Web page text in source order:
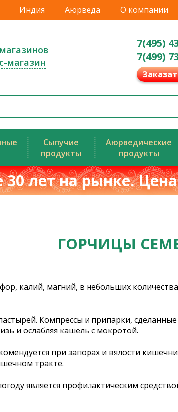
Индия Аюрведа О компании
магазин
7(495)
7(499)
Сыпучие
продукты
Аюрведические
продукты
30 лет на рынке.
ГОРЧИЦЫ
калий, магний, в небольших
Компрессы и припарки,
и ослабляя кашель с мокротой.
при запорах и вялости
тракте.
является профилактическим